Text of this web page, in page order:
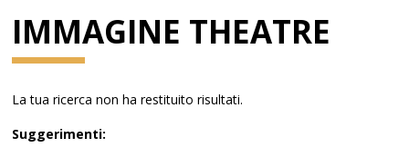
IMMAGINE THEATRE
La tua ricerca non ha restituito risultati.
Suggerimenti: